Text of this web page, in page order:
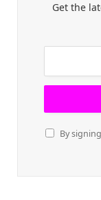
Get the
By